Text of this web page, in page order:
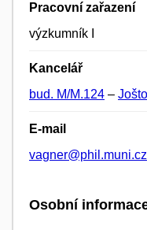
Pracovní zařazení
výzkumník I
Kancelář
bud. M/M.124 –
E-mail
vagner@phil.muni.cz
Osobní